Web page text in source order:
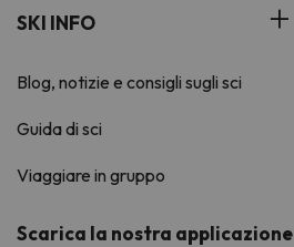
SKI INFO
Blog, notizie e consigli sugli sci
Guida di sci
Viaggiare in gruppo
Scarica la nostra applicazione